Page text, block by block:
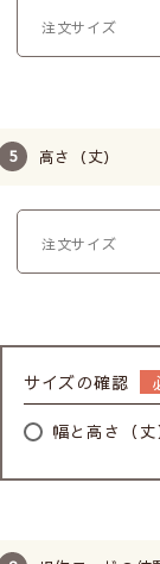
高さ（丈）
サイズの確認
幅と高さ（